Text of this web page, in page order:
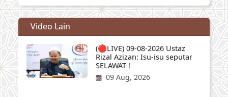
Video Lain
(🔴LIVE) 09-08-2026 Ustaz
Rizal Azizan: Isu-isu seputar
SELAWAT !
09 Aug, 2026